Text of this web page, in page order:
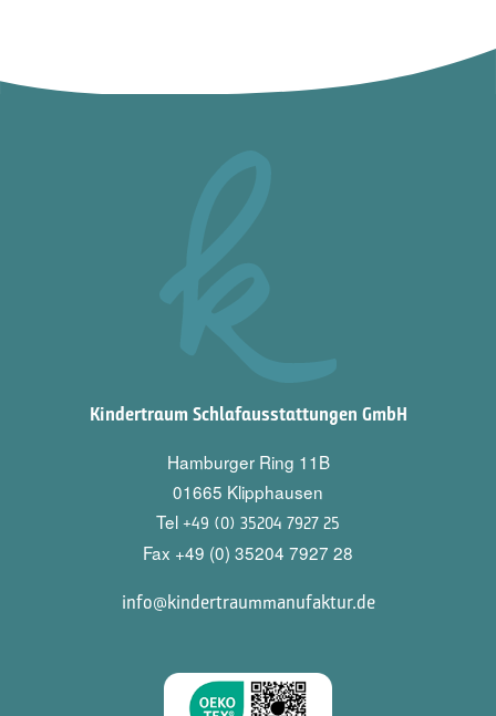
Kindertraum Schlafausstattungen GmbH
Hamburger Ring 11B
01665 Klipphausen
Tel +49 (0) 35204 7927 25
Fax +49 (0) 35204 7927 28
info@kindertraummanufaktur.de